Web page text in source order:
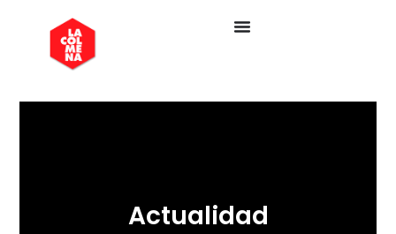
Actualidad